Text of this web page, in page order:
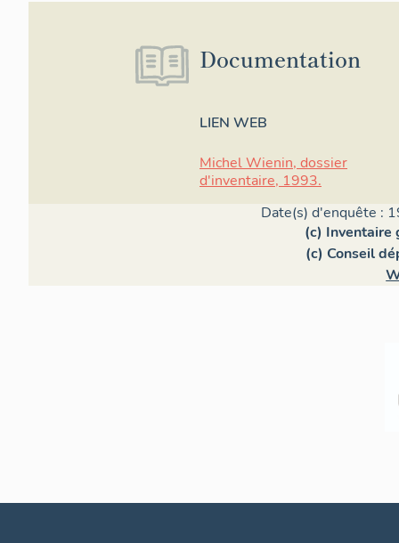
Documentation
LIEN WEB
Michel Wienin, dossier
d'inventaire, 1993.
Date(s) d'enquête :
(c) Inventaire
(c) Conseil